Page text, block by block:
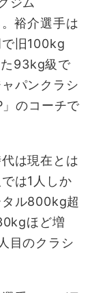
裕介選手は
旧100kg
93kg級で
パンクラシ
のコーチで
は現在とは
は1人しか
ル800kg超
ほど増
目のクラシ